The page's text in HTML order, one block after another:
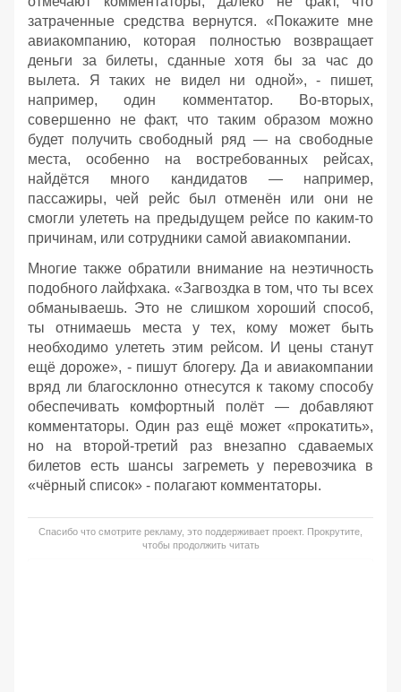
затраченные средства вернутся. «Покажите мне
авиакомпанию, которая полностью возвращает
деньги за билеты, сданные хотя бы за час до
вылета. Я таких не видел ни одной», - пишет,
например, один комментатор. Во-вторых,
совершенно не факт, что таким образом можно
будет получить свободный ряд — на свободные
места, особенно на востребованных рейсах,
найдётся много кандидатов — например,
пассажиры, чей рейс был отменён или они не
смогли улететь на предыдущем рейсе по каким-то
причинам, или сотрудники самой авиакомпании.
Многие также обратили внимание на неэтичность
подобного лайфхака. «Загвоздка в том, что ты всех
обманываешь. Это не слишком хороший способ,
ты отнимаешь места у тех, кому может быть
необходимо улететь этим рейсом. И цены станут
ещё дороже», - пишут блогеру. Да и авиакомпании
вряд ли благосклонно отнесутся к такому способу
обеспечивать комфортный полёт — добавляют
комментаторы. Один раз ещё может «прокатить»,
но на второй-третий раз внезапно сдаваемых
билетов есть шансы загреметь у перевозчика в
«чёрный список» - полагают комментаторы.
Спасибо что смотрите рекламу, это поддерживает проект. Прокрутите,
чтобы продолжить читать